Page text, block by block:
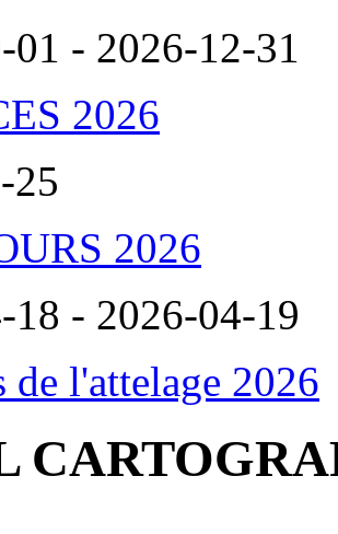
01 - 2026-12-31
2026
25
2026
18 - 2026-04-19
de l'attelage 2026